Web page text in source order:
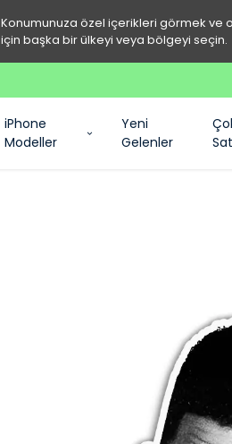
Konumunuza özel içerikleri görmek ve
için başka bir ülkeyi veya bölgeyi seçin.
iPhone
Modeller
Yeni
Gelenler